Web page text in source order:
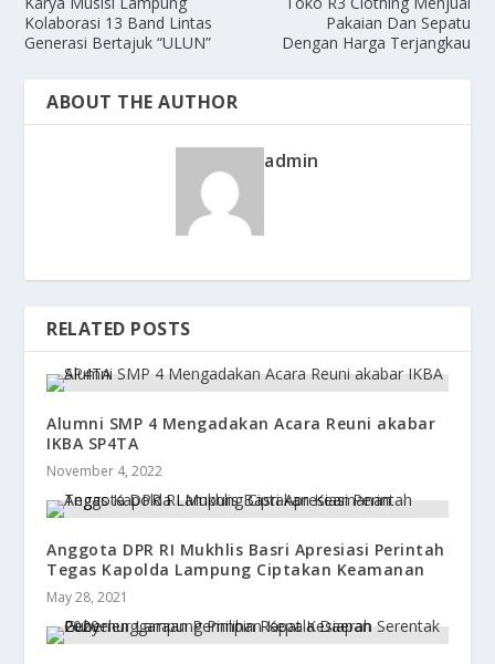
Kolaborasi 13 Band Lintas
Generasi Bertajuk “ULUN”
Pakaian Dan Sepatu
Dengan Harga Terjangkau
ABOUT THE AUTHOR
admin
RELATED POSTS
Alumni SMP 4 Mengadakan Acara Reuni akabar
IKBA SP4TA
November 4, 2022
Anggota DPR RI Mukhlis Basri Apresiasi Perintah
Tegas Kapolda Lampung Ciptakan Keamanan
May 28, 2021